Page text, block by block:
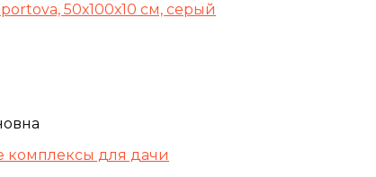
50х100х10 см, серый
комплексы для дачи